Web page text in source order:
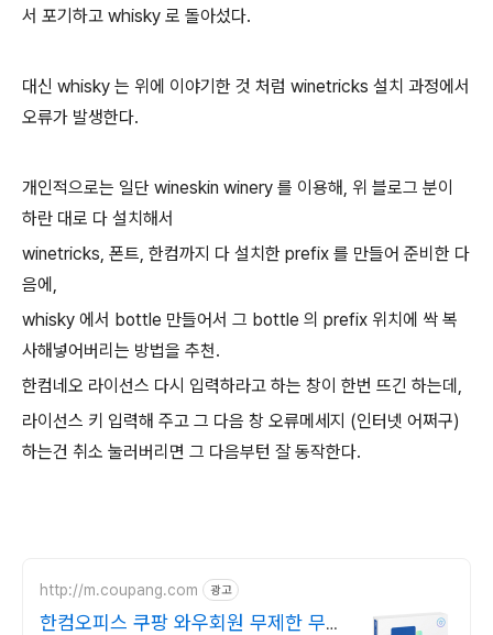
서 포기하고 whisky 로 돌아섰다.
대신 whisky 는 위에 이야기한 것 처럼 winetricks 설치 과정에서
오류가 발생한다.
개인적으로는 일단 wineskin winery 를 이용해, 위 블로그 분이
하란 대로 다 설치해서
winetricks, 폰트, 한컴까지 다 설치한 prefix 를 만들어 준비한 다
음에,
whisky 에서 bottle 만들어서 그 bottle 의 prefix 위치에 싹 복
사해넣어버리는 방법을 추천.
한컴네오 라이선스 다시 입력하라고 하는 창이 한번 뜨긴 하는데,
라이선스 키 입력해 주고 그 다음 창 오류메세지 (인터넷 어쩌구)
하는건 취소 눌러버리면 그 다음부턴 잘 동작한다.
http://m.coupang.com 광고
한컴오피스 쿠팡 와우회원 무제한 무료